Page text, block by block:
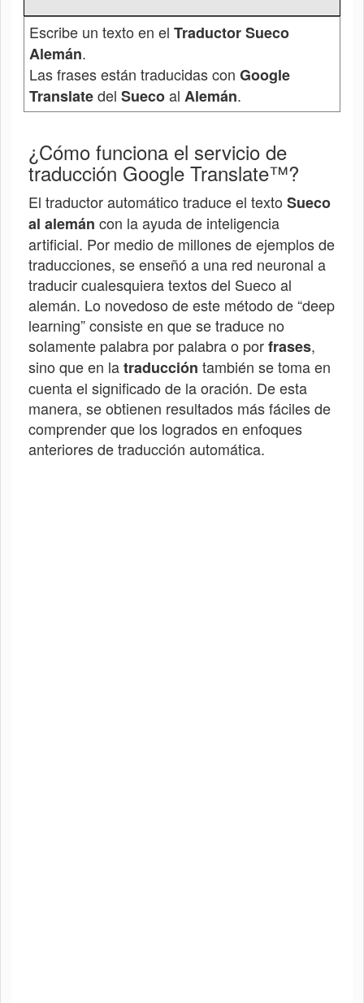
Escribe un texto en el Traductor Sueco
Alemán.
Las frases están traducidas con Google
Translatedel Suecoal Alemán.
¿Cómo funciona el servicio de
traducción Google Translate™?
El traductor automático traduce el texto Sueco
al alemán con la ayuda de inteligencia
artificial. Por medio de millones de ejemplos de
traducciones, se enseñó a una red neuronal a
traducir cualesquiera textos del Sueco al
alemán. Lo novedoso de este método de “deep
learning” consiste en que se traduce no
solamente palabra por palabra o porfrases,
sino que en latraducción también se toma en
cuenta el significado de la oración. De esta
manera, se obtienen resultados más fáciles de
comprender que los logrados en enfoques
anteriores de traducción automática.